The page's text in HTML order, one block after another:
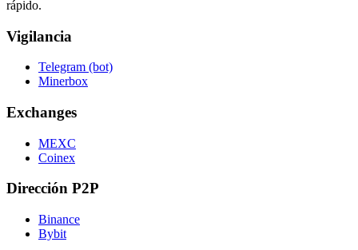
rápido.
Vigilancia
Telegram (bot)
Minerbox
Exchanges
MEXC
Coinex
Dirección P2P
Binance
Bybit